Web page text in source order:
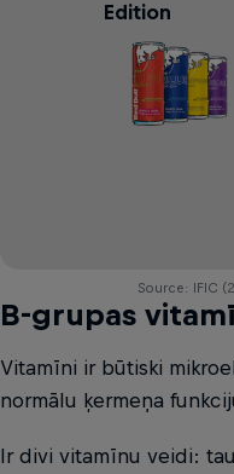
Edition
Source: IFIC
B-grupas
Vitamīni ir būtiski
normālu ķermeņa
Ir divi vitamīnu veidi: